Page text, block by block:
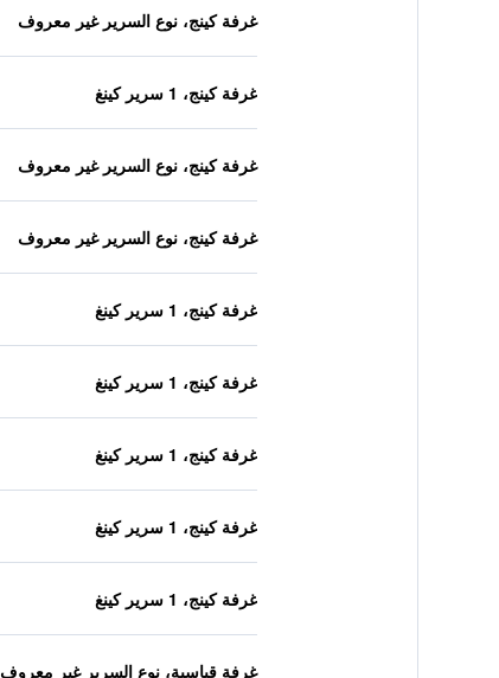
غرفة كينج، نوع السرير غير معروف
غرفة كينج، 1 سرير كينغ
غرفة كينج، نوع السرير غير معروف
غرفة كينج، نوع السرير غير معروف
غرفة كينج، 1 سرير كينغ
غرفة كينج، 1 سرير كينغ
غرفة كينج، 1 سرير كينغ
غرفة كينج، 1 سرير كينغ
غرفة كينج، 1 سرير كينغ
غرفة قياسية، نوع السرير غير معروف